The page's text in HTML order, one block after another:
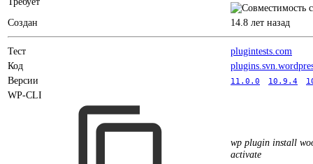
Создан 14.8 лет назад
Тест
plugintests.com
Код
Версии
11.0.0 10.9.4
WP-CLI
wp plugin install
activate